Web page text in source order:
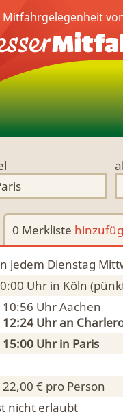
Mitfahrgelegenheit
0 Merkliste
jedem Dienstag
Uhr in Köln
10:56 UhrAachen
12:24 Uhr an
15:00 Uhr in Paris
22,00 € pro Person
nicht erlaubt